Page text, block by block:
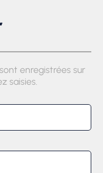
enregistrées sur
saisies.